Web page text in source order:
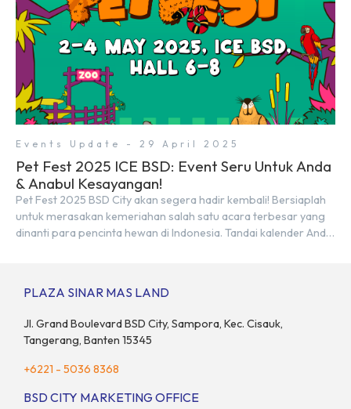
Events Update - 29 April 2025
Pet Fest 2025 ICE BSD: Event Seru Untuk Anda
& Anabul Kesayangan!
Pet Fest 2025 BSD City akan segera hadir kembali! Bersiaplah
untuk merasakan kemeriahan salah satu acara terbesar yang
dinanti para pencinta hewan di Indonesia. Tandai kalender Anda
PLAZA SINAR MAS LAND
Jl. Grand Boulevard BSD City, Sampora, Kec. Cisauk,
Tangerang, Banten 15345
+6221 - 5036 8368
BSD CITY MARKETING OFFICE